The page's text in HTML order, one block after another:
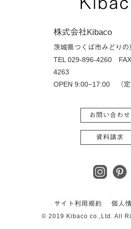
株式会社Kibaco
茨城県つくば市みどりの
TEL 029-896-4260
4263
OPEN 9:00−17:00 （定
お問い合わせ
資料請求
サイト利用規約 個人
© 2019 Kibaco co.,Ltd. All